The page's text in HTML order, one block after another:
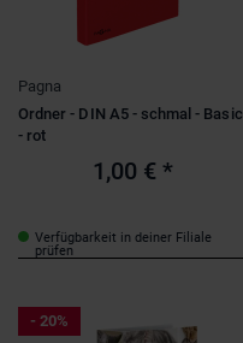
Pagna
Ordner - DIN A5 - schmal - Basic
- rot
1,00 € *
Verfügbarkeit in deiner Filiale
prüfen
- 20%